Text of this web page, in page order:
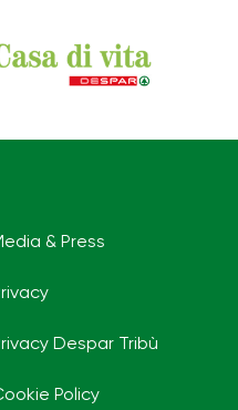
& Press
Despar Tribù
Policy